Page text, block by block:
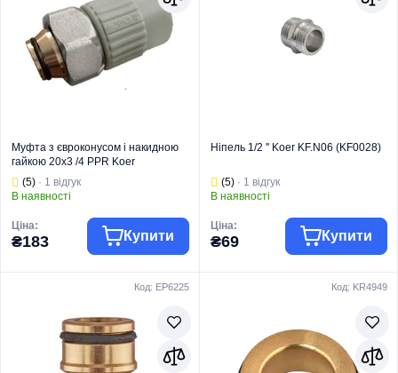
Муфта з євроконусом і накидною
гайкою 20x3 /4 PPR Koer
K0240.PRO (KP2606)
(5) · 1 відгук
В наявності
Ціна:
₴183 Купити
Тип виробу
Труби та фітинги
PPR
Муфта
Призначення
Для труб
Ніпель 1/2 '' Koer KF.N06 (KF0028)
(5)· 1 відгук
В наявності
Ціна:
₴69 Купити
Латунний фітинг
Вид виробу
Призначення
Для труб
Ніпель
Код: EP6225 Код: KR4949